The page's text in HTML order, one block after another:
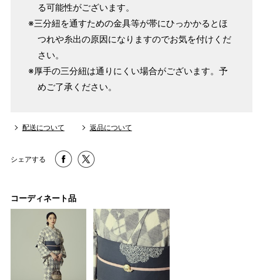
る可能性がございます。
※三分紐を通すための金具等が帯にひっかかるとほ
つれや糸出の原因になりますのでお気を付けくだ
さい。
※厚手の三分紐は通りにくい場合がございます。予
めご了承ください。
配送について 返品について
シェアする
コーディネート品